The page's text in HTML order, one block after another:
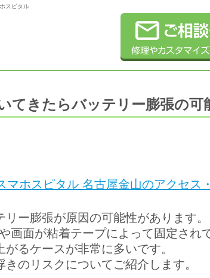
スピタル
てきたらバッテリー膨張の可
マホスピタル 名古屋金山のアクセス
ー膨張が原因の可能性があります。
画面が粘着テープによって固定され
るケースが非常に多いです。
のリスクについてご紹介します。